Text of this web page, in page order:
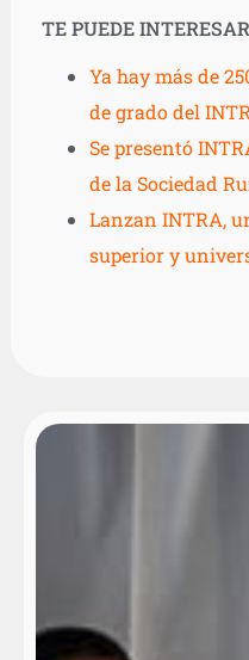
TE PUEDE INTERESAR
Ya hay más de
de grado del
Se presentó
de la Sociedad
Lanzan INTRA,
superior y